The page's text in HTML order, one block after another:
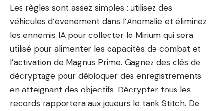
Les règles sont assez simples : utilisez des
véhicules d’événement dans l’Anomalie et éliminez
les ennemis IA pour collecter le Mirium qui sera
utilisé pour alimenter les capacités de combat et
l’activation de Magnus Prime. Gagnez des clés de
décryptage pour débloquer des enregistrements
en atteignant des objectifs. Décrypter tous les
records rapportera aux joueurs le tank Stitch. De